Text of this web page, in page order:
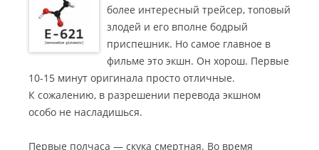
более интересный трейсер, топовый
злодей и его вполне бодрый
приспешник. Но самое главное в
фильме это экшн. Он хорош. Первые
10-15 минут оригинала просто отличные.
К сожалению, в разрешении перевода экшном
особо не насладишься.
Первые полчаса — скука смертная. Во время